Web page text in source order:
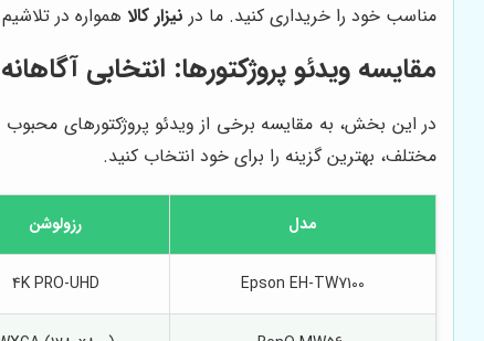
مناسب خود را خریداری کنید. ما در نیزار کالاهمواره در
مقایسه ویدئو پروژکتورها: انتخابی
در این بخش، به مقایسه برخی از ویدئو پروژکتورهای
مختلف، بهترین گزینه را برای خود انتخاب کنید.
مدل رزولوشن
Epson EH-TW7100
4K PRO-UHD